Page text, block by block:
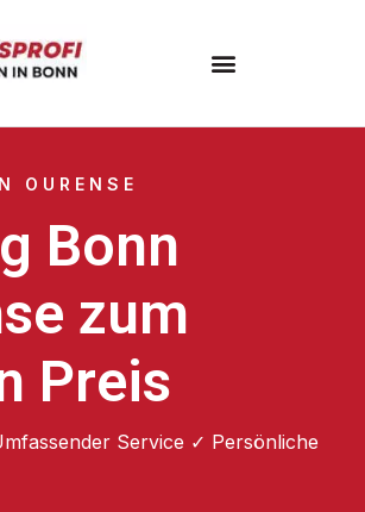
OURENSE
Bonn
zum
Preis
Service ✓ Persönliche